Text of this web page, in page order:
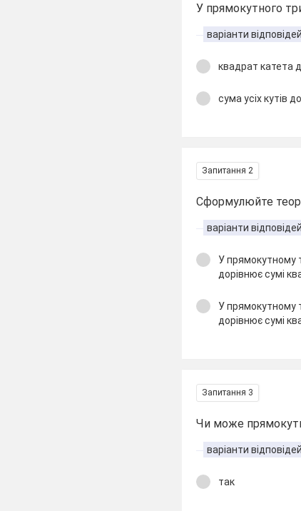
У прямокутного
варіанти відповідей
квадрат катета
сума усіх кутів
Запитання 2
Сформулюйте
варіанти відповідей
У прямокутному
дорівнює сумі
У прямокутному
дорівнює сумі
Запитання 3
Чи може
варіанти відповідей
так